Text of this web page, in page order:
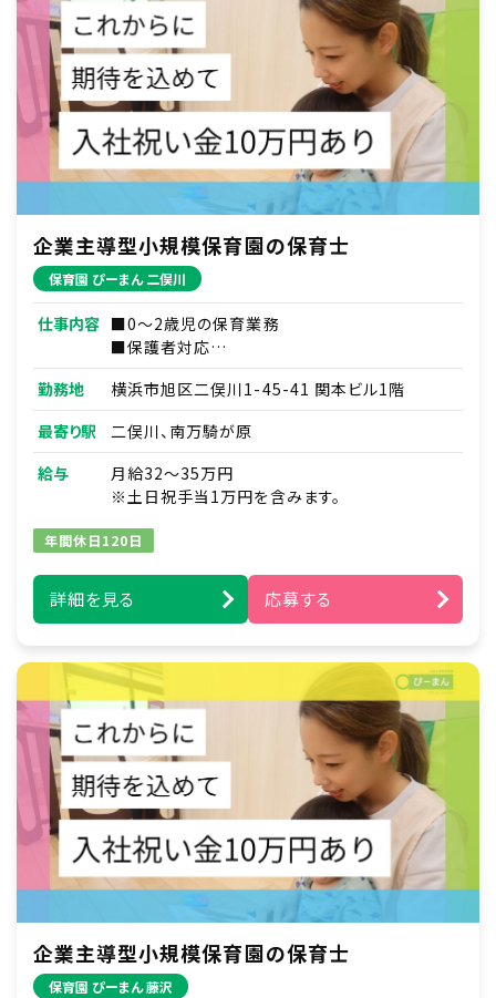
企業主導型小規模保育園の保育士
保育園 ぴーまん 二俣川
仕事内容 ■0～2歳児の保育業務
■保護者対応
■連絡帳・記録業務
※ICTシステムを使用
■各種研修参加
■見学対応
■調理補助
■ほか付随する業務
勤務地
横浜市旭区二俣川1-45-41 関本ビル1階
最寄り駅
二俣川、南万騎が原
給与
月給32～35万円
※土日祝手当1万円を含みます。
年間休日120日
詳細を見る 応募する
企業主導型小規模保育園の保育士
保育園 ぴーまん 藤沢